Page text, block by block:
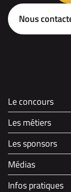
Nous
Le concours
Les métiers
Les sponsors
Médias
Infos pratiques